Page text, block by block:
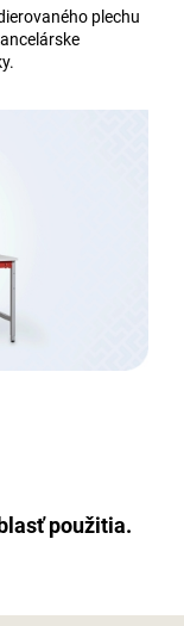
plechu
použitia.